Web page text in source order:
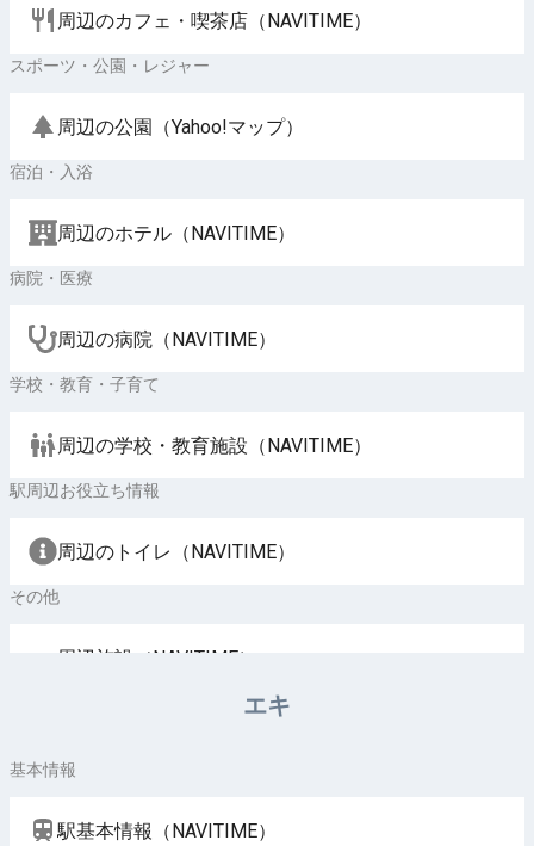
周辺のカフェ・喫茶店（NAVITIME）
スポーツ・公園・レジャー
周辺の公園（Yahoo!マップ）
宿泊・入浴
周辺のホテル（NAVITIME）
病院・医療
周辺の病院（NAVITIME）
学校・教育・子育て
周辺の学校・教育施設（NAVITIME）
駅周辺お役立ち情報
周辺のトイレ（NAVITIME）
その他
周辺施設（NAVITIME）
エキ
基本情報
駅基本情報（NAVITIME）